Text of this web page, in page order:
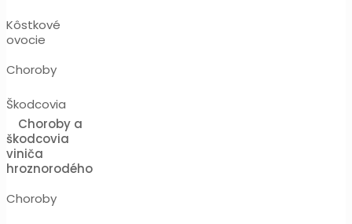
Kôstkové
ovocie
Choroby
Škodcovia
Choroby a
škodcovia
viniča
hroznorodého
Choroby